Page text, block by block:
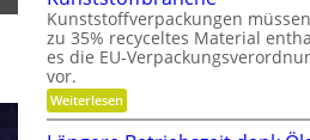
n
k
n
u
y
b
r
i
-
K
u
l
l
g
e
a
u
p
Kunststoffverpackungen
zu 35% recyceltes Material
es die EU-
vor.
Weiterlesen:
K
r